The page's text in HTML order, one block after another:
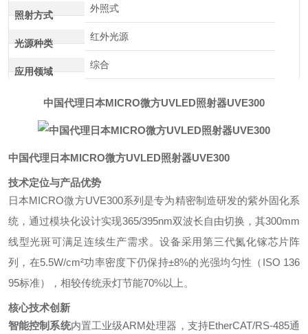
照射方式
外照式
光源种类
红外光源
应用领域
综合
中国代理日本MICRO微方UVLED照射器UVE300
中国代理日本MICRO微方UVLED照射器UVE300
技术定位与产品优势
日本MICRO微方UVE300系列是专为精密制造研发的紫外固化系
统，通过模块化设计实现365/395nm双波长自由切换，其300mm
线型光斑可满足连续生产需求。设备采用第三代氮化镓芯片阵
列，在5.5W/cm²功率密度下仍保持±8%的光强均匀性（ISO 136
95标准），相较传统汞灯节能70%以上。
核心技术创新
智能控制系统内置工业级ARM处理器，支持EtherCAT/RS-485通